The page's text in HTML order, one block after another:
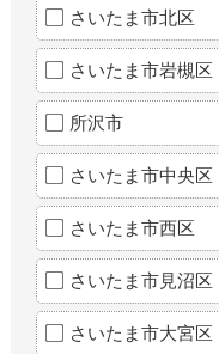
さいたま市北区
さいたま市岩槻区
所沢市
さいたま市中央区
さいたま市西区
さいたま市見沼区
さいたま市大宮区